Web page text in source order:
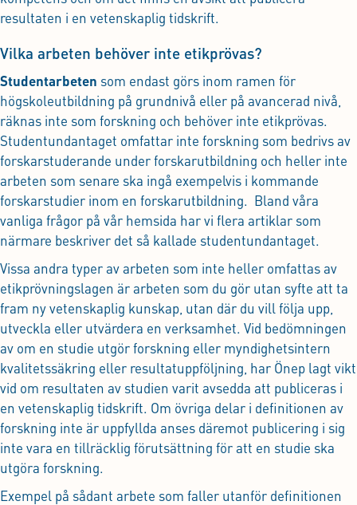
resultaten i en vetenskaplig tidskrift.
Vilka arbeten behöver inte etikprövas?
Studentarbeten som endast görs inom ramen för
högskoleutbildning på grundnivå eller på avancerad nivå,
räknas inte som forskning och behöver inte etikprövas.
Studentundantaget omfattar inte forskning som bedrivs av
forskarstuderande under forskarutbildning och heller inte
arbeten som senare ska ingå exempelvis i kommande
forskarstudier inom en forskarutbildning. Bland våra
vanliga frågor på vår hemsida har vi flera artiklar som
närmare beskriver det så kallade studentundantaget.
Vissa andra typer av arbeten som inte heller omfattas av
etikprövningslagen är arbeten som du gör utan syfte att ta
fram ny vetenskaplig kunskap, utan där du vill följa upp,
utveckla eller utvärdera en verksamhet. Vid bedömningen
av om en studie utgör forskning eller myndighetsintern
kvalitetssäkring eller resultatuppföljning, har Önep lagt vikt
vid om resultaten av studien varit avsedda att publiceras i
en vetenskaplig tidskrift. Om övriga delar i definitionen av
forskning inte är uppfyllda anses däremot publicering i sig
inte vara en tillräcklig förutsättning för att en studie ska
utgöra forskning.
Exempel på sådant arbete som faller utanför definitionen